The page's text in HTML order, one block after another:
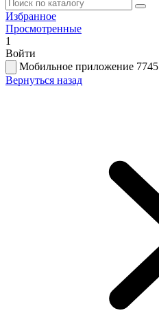
Избранное
Просмотренные
1
Войти
Мобильное приложение 7745
Вернуться назад